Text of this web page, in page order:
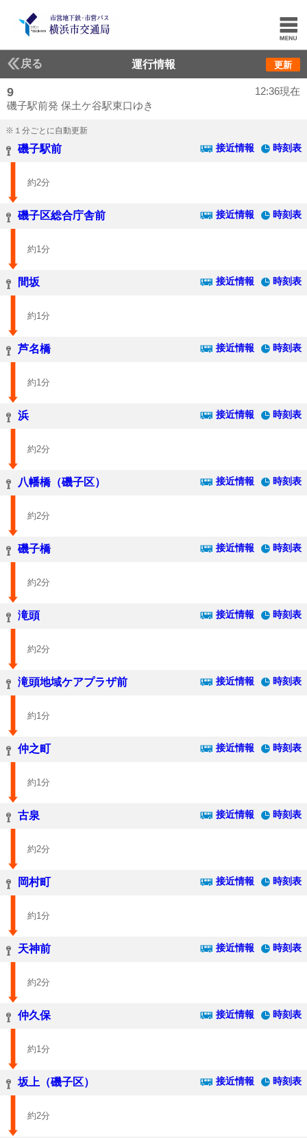
戻る 運行情報 更新
9
磯子駅前発 保土ケ谷駅東口ゆき
12:36現在
※１分ごとに自動更新
磯子駅前 接近情報 時刻表
約2分
磯子区総合庁舎前 接近情報 時刻表
約1分
間坂 接近情報 時刻表
約1分
芦名橋 接近情報 時刻表
約1分
浜 接近情報 時刻表
約2分
八幡橋（磯子区） 接近情報 時刻表
約2分
磯子橋 接近情報 時刻表
約2分
滝頭 接近情報 時刻表
約2分
滝頭地域ケアプラザ前 接近情報 時刻表
約1分
仲之町 接近情報 時刻表
約1分
古泉 接近情報 時刻表
約2分
岡村町 接近情報 時刻表
約1分
天神前 接近情報 時刻表
約2分
仲久保 接近情報 時刻表
約1分
坂上（磯子区） 接近情報 時刻表
約2分